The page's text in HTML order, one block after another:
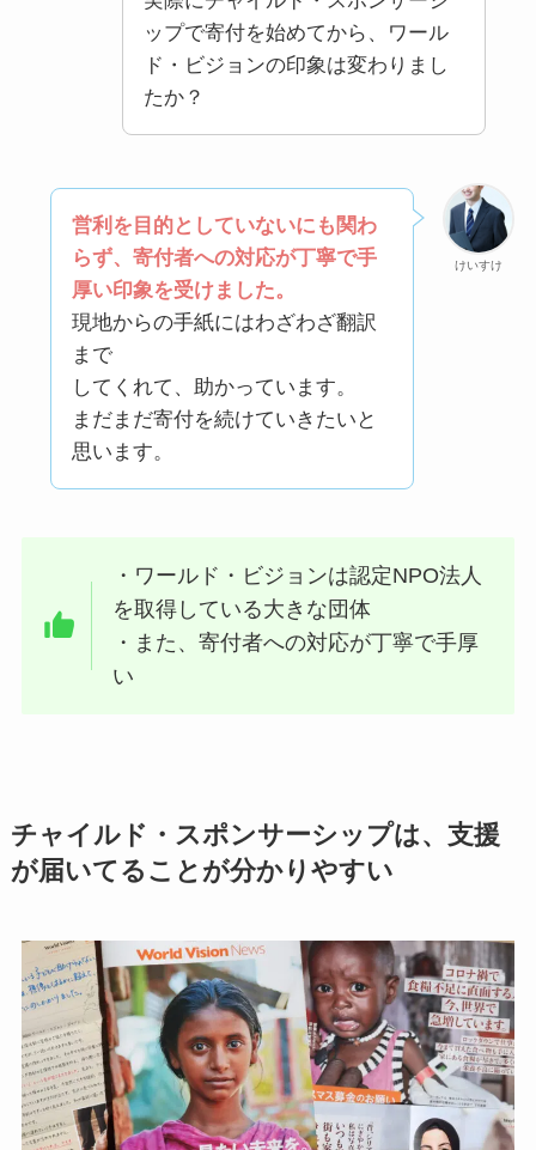
ップで寄付を始めてから、ワール
ド・ビジョンの印象は変わりまし
たか？
けいすけ
営利を目的としていないにも関わ
らず、寄付者への対応が丁寧で手
厚い印象を受けました。
現地からの手紙にはわざわざ翻訳
まで
してくれて、助かっています。
まだまだ寄付を続けていきたいと
思います。
・ワールド・ビジョンは認定NPO法人
を取得している大きな団体
・また、寄付者への対応が丁寧で手厚
い
チャイルド・スポンサーシップは、支援
が届いてることが分かりやすい